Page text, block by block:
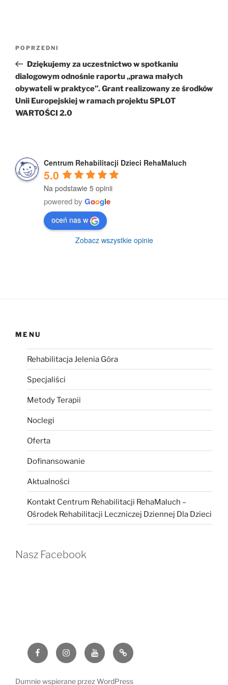
Poprzedni
wpis
POPRZEDNI
Dziękujemy za uczestnictwo w spotkaniu
dialogowym odnośnie raportu „prawa małych
obywateli w praktyce”. Grant realizowany ze środków
Unii Europejskiej w ramach projektu SPLOT
WARTOŚCI 2.0
Centrum Rehabilitacji Dzieci RehaMaluch
5.0
Na podstawie 5 opinii
powered by Google
oceń nas w
Zobacz wszystkie opinie
MENU
Rehabilitacja Jelenia Góra
Specjaliści
Metody Terapii
Noclegi
Oferta
Dofinansowanie
Aktualności
Kontakt Centrum Rehabilitacji RehaMaluch –
Ośrodek Rehabilitacji Leczniczej Dziennej Dla Dzieci
Nasz Facebook
FacebookInstagramYouTube
G
Dumnie wspierane przez WordPress